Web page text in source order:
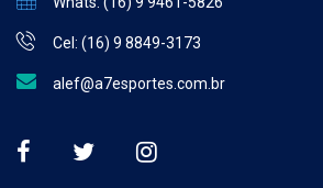
Whats: (16) 9 9461-5826
Cel: (16) 9 8849-3173
alef@a7esportes.com.br